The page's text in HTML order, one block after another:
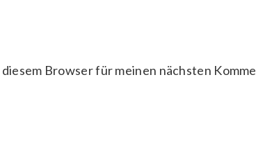
Browser für meinen nächsten